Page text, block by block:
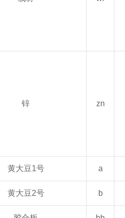
锌 zn
黄大豆1号 a
黄大豆2号 b